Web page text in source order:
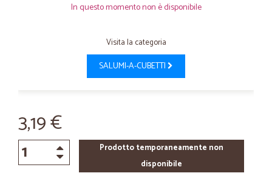
In questo momento non è disponibile
Visita la categoria
SALUMI-A-CUBETTI
3,19 €
Prodotto temporaneamente non
disponibile